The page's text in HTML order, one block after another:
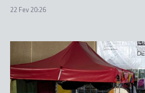
22 Fev 20:26